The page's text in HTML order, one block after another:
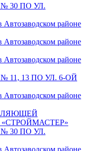
30 ПО УЛ.
районе
районе
районе
13 ПО УЛ. 6-ОЙ
районе
30 ПО УЛ.